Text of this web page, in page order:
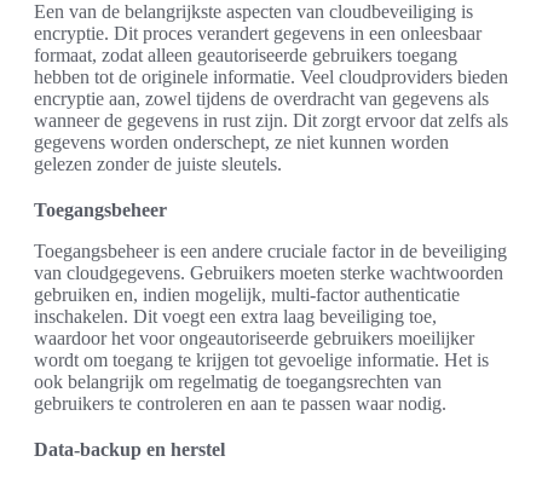
Een van de belangrijkste aspecten van cloudbeveiliging is
encryptie. Dit proces verandert gegevens in een onleesbaar
formaat, zodat alleen geautoriseerde gebruikers toegang
hebben tot de originele informatie. Veel cloudproviders bieden
encryptie aan, zowel tijdens de overdracht van gegevens als
wanneer de gegevens in rust zijn. Dit zorgt ervoor dat zelfs als
gegevens worden onderschept, ze niet kunnen worden
gelezen zonder de juiste sleutels.
Toegangsbeheer
Toegangsbeheer is een andere cruciale factor in de beveiliging
van cloudgegevens. Gebruikers moeten sterke wachtwoorden
gebruiken en, indien mogelijk, multi-factor authenticatie
inschakelen. Dit voegt een extra laag beveiliging toe,
waardoor het voor ongeautoriseerde gebruikers moeilijker
wordt om toegang te krijgen tot gevoelige informatie. Het is
ook belangrijk om regelmatig de toegangsrechten van
gebruikers te controleren en aan te passen waar nodig.
Data-backup en herstel